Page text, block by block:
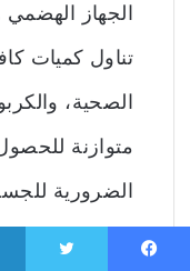
الجهاز
تناول كميات
الصحية،
متوازنة
الضرورية
والاعشاب التي